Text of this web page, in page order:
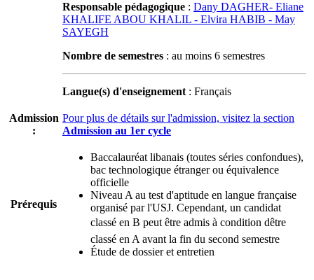
Responsable pédagogique : Dany DAGHER- Eliane
KHALIFE ABOU KHALIL - Elvira HABIB - May
SAYEGH
Nombre de semestres : au moins 6 semestres
Langue(s) d'enseignement : Français
Admission
:
Pour plus de détails sur l'admission, visitez la section
Admission au 1er cycle
Prérequis
Baccalauréat libanais (toutes séries confondues),
bac technologique étranger ou équivalence
officielle
Niveau A au test d'aptitude en langue française
organisé par l'USJ. Cependant, un candidat
classé en B peut être admis à condition dêtre
classé en A avant la fin du second semestre
Étude de dossier et entretien